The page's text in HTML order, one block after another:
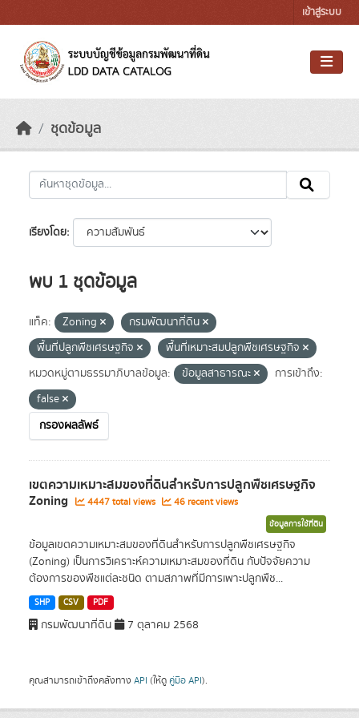
เข้าสู่ระบบ
ชุดข้อมูล
เรียงโดย
พบ 1 ชุดข้อมูล
แท็ค: Zoning
กรมพัฒนาที่ดิน
พื้นที่ปลูกพืชเศรษฐกิจ
พื้นที่เหมาะสมปลูกพืชเศรษฐกิจ
หมวดหมู่ตามธรรมาภิบาลข้อมูล:
ข้อมูลสาธารณะ
การเข้าถึง:
false
กรองผลลัพธ์
เขตความเหมาะสมของที่ดินสำหรับการปลูกพืชเศรษฐกิจ
Zoning 4447 total views 46 recent views
ข้อมูลการใช้ที่ดิน
ข้อมูลเขตความเหมาะสมของที่ดินสำหรับการปลูกพืชเศรษฐกิจ
(Zoning) เป็นการวิเคราะห์ความเหมาะสมของที่ดิน กับปัจจัยความ
ต้องการของพืชแต่ละชนิด ตามสภาพที่มีการเพาะปลูกพืช...
SHP CSV PDF
กรมพัฒนาที่ดิน 7 ตุลาคม 2568
คุณสามารถเข้าถึงคลังทาง API (ให้ดู คู่มือ API).